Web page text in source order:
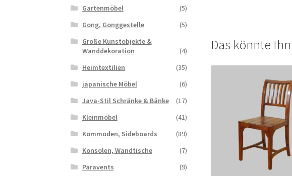
Das könnte
Gartenmöbel
(5)
Gong, Gonggestelle
(5)
Große Kunstobjekte &
Wanddekoration
(4)
Heimtextilien
(35)
japanische Möbel
(6)
Java-Stil Schränke & Bänke
(17)
Kleinmöbel
(41)
Kommoden, Sideboards
(89)
Konsolen, Wandtische
(7)
Paravents
(9)